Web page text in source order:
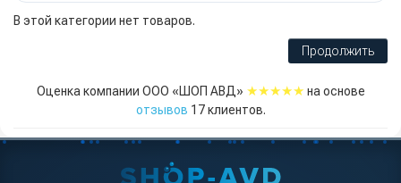
В этой категории нет товаров.
Продолжить
Оценка компании ООО «ШОП АВД» ★★★★★ на основе
отзывов 17клиентов.